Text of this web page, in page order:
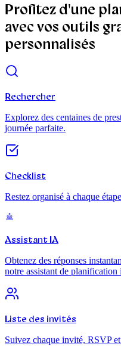
Profitez d'une
avec vos outils
personnalisés
Rechercher
Explorez des centaines de
journée parfaite.
Checklist
Restez organisé à chaque
Assistant IA
Obtenez des réponses
notre assistant de planification
Liste des invités
Suivez chaque invité, RSVP